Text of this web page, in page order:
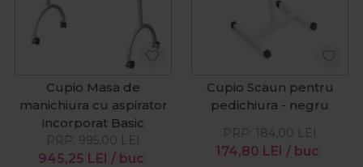
Cupio Masa de
manichiura cu aspirator
incorporat Basic
945,25 LEI / buc
PRP: 995,00 LEI
Cupio Scaun pentru
pedichiura - negru
174,80 LEI / buc
PRP: 184,00 LEI